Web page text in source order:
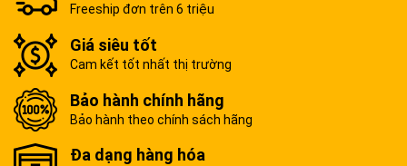
Freeship đơn trên 6 triệu
Giá siêu tốt
Cam kết tốt nhất thị trường
Bảo hành chính hãng
Bảo hành theo chính sách hãng
Đa dạng hàng hóa